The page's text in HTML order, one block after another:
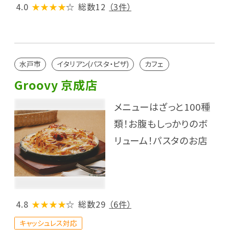
4.0 ★★★★☆ 総数12 （3件）
水戸市 イタリアン(パスタ・ピザ) カフェ
Groovy 京成店
メニューはざっと100種
類！お腹もしっかりのボ
リューム！パスタのお店
4.8 ★★★★☆ 総数29 （6件）
キャッシュレス対応